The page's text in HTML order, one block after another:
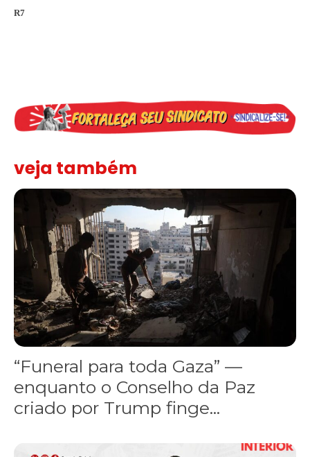
R7
veja também
“Funeral para toda Gaza” — enquanto o Conselho da Paz
“Funeral para toda Gaza” —
enquanto o Conselho da Paz
criado por Trump finge...
Assinada nova CCT de jornais e revistas do interior